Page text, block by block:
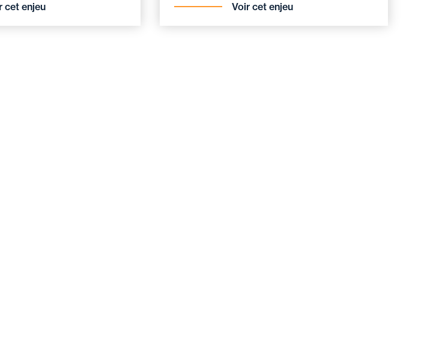
cet enjeu Voir cet enjeu